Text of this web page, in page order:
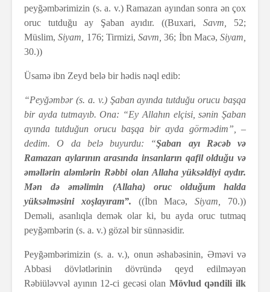
peyğəmbərimizin (s. a. v.) Ramazan ayından sonra ən çox
oruc tutduğu ay Şaban ayıdır. ((Buxari,Savm, 52;
Müslim,Siyam, 176; Tirmizi, Savm,36; İbn Macə, Siyam,
30.))
Üsamə ibn Zeyd belə bir hədis nəql edib:
“Peyğəmbər (s. a. v.) Şaban ayında tutduğu orucu başqa
bir ayda tutmayıb. Ona: “Ey Allahın elçisi, sənin Şaban
ayında tutduğun orucu başqa bir ayda görmədim”, –
dedim. O da belə buyurdu: “Şaban ayı Rəcəb və
Ramazan aylarının arasında insanların qafil olduğu və
əməllərin aləmlərin Rəbbi olan Allaha yüksəldiyi aydır.
Mən də əməlimin (Allaha) oruc olduğum halda
yüksəlməsini xoşlayıram”. ((İbn Macə,Siyam, 70.))
Deməli, asanlıqla demək olar ki, bu ayda oruc tutmaq
peyğəmbərin (s. a. v.) gözəl bir sünnəsidir.
Peyğəmbərimizin (s. a. v.), onun əshabəsinin, Əməvi və
Abbasi dövlətlərinin dövründə qeyd edilməyən
Rəbiüləvvəl ayının 12-ci gecəsi olan Mövlud qəndili ilk